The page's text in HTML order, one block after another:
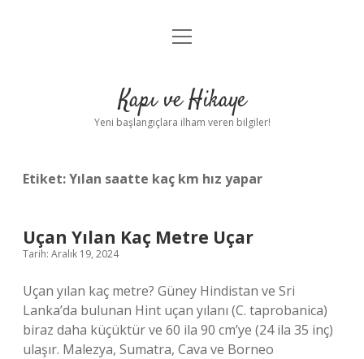
Anasayfa
Yasal Uyarı
menüyü
Kapı ve Hikaye
Yeni başlangıçlara ilham veren bilgiler!
Etiket:Yılan saatte kaç km hız yapar
Uçan Yılan Kaç Metre Uçar
Tarih: Aralık 19, 2024
Uçan yılan kaç metre? Güney Hindistan ve Sri
Lanka’da bulunan Hint uçan yılanı (C. taprobanica)
biraz daha küçüktür ve 60 ila 90 cm’ye (24 ila 35 inç)
ulaşır. Malezya, Sumatra, Cava ve Borneo